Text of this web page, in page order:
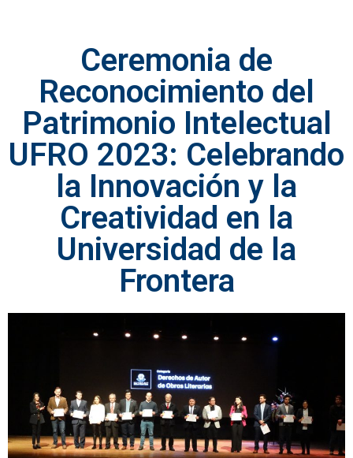
Ceremonia de
Reconocimiento del
Patrimonio Intelectual
UFRO 2023: Celebrando
la Innovación y la
Creatividad en la
Universidad de la
Frontera